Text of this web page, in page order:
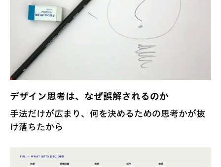
デザイン思考は、なぜ誤解されるのか
手法だけが広まり、何を決めるための思考かが抜
け落ちたから